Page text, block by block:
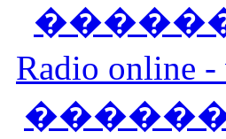
Radio